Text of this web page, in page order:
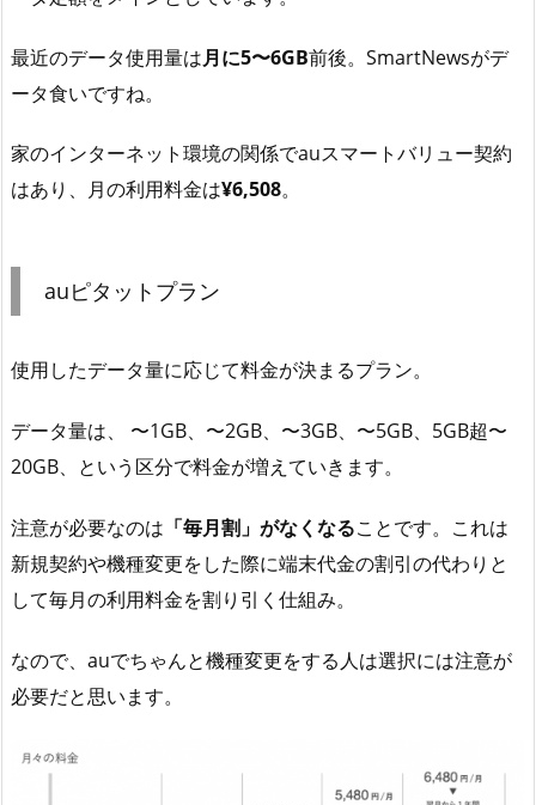
最近のデータ使用量は月に5〜6GB前後。SmartNewsがデ
ータ食いですね。
家のインターネット環境の関係でauスマートバリュー契約
はあり、月の利用料金は¥6,508。
auピタットプラン
使用したデータ量に応じて料金が決まるプラン。
データ量は、 〜1GB、〜2GB、〜3GB、〜5GB、5GB超〜
20GB、という区分で料金が増えていきます。
注意が必要なのは 「毎月割」がなくなることです。これは
新規契約や機種変更をした際に端末代金の割引の代わりと
して毎月の利用料金を割り引く仕組み。
なので、auでちゃんと機種変更をする人は選択には注意が
必要だと思います。